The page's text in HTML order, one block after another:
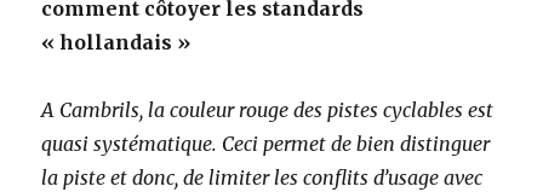
comment côtoyer les standards
« hollandais »
A Cambrils, la couleur rouge des pistes cyclables est
quasi systématique. Ceci permet de bien distinguer
la piste et donc, de limiter les conflits d’usage avec